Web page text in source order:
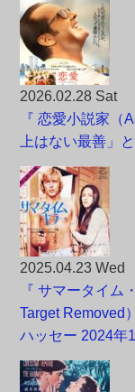
2026.02.28 Sat
『 恋愛小説家（
上はない最善」
2025.04.23 Wed
『 サマータイム
Target Removed
ハッセー 2024年